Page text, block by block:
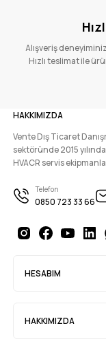
Alışveriş
Hızlı teslimat ile
HAKKIMIZDA
Vente Dış Ticaret
sektöründe 2015
HVACR servis
Telefon
0850 723 33 66
HESABIM
HAKKIMIZDA